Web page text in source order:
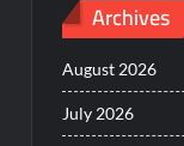
Archives
August 2026
July 2026